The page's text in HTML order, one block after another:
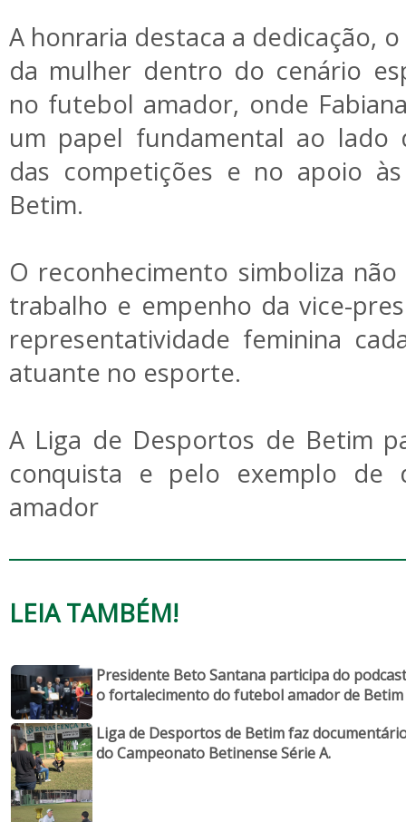
A honraria destaca a dedicação,
da mulher dentro do cenário
no futebol amador, onde
um papel fundamental ao lado
das competições e no apoio
Betim.
O reconhecimento simboliza
trabalho e empenho da vice-
representatividade feminina
atuante no esporte.
A Liga de Desportos de Betim
conquista e pelo exemplo de
amador
LEIA TAMBÉM!
Presidente Beto Santana participa do
o fortalecimento do futebol amador de Betim
Liga de Desportos de Betim faz
do Campeonato Betinense Série A.